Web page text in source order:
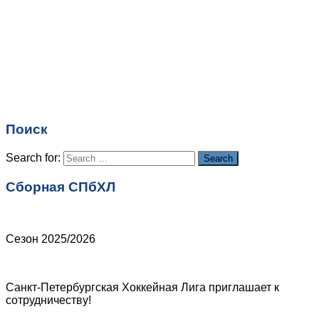
Поиск
Search for: Search
Сборная СПбХЛ
Сезон 2025/2026
Санкт-Петербургская Хоккейная Лига приглашает к
сотрудничеству!